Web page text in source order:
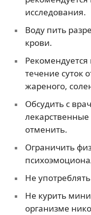
исследования.
Воду пить
крови.
течение суток
жареного,
Обсудить с
отменить.
Ограничить
Не
Не курить
организме